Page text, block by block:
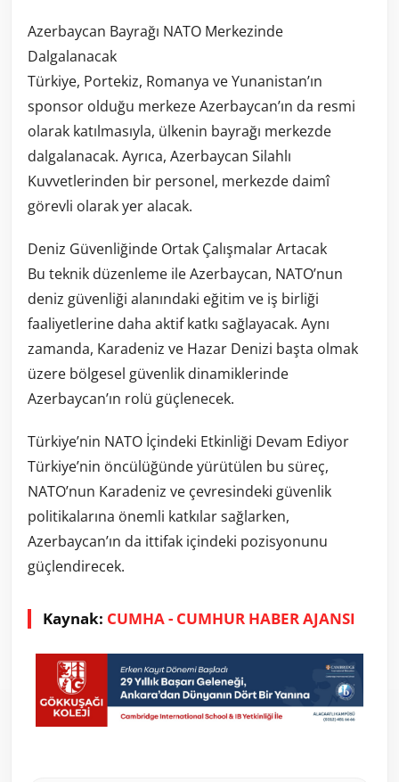
Azerbaycan Bayrağı NATO Merkezinde
Dalgalanacak
Türkiye, Portekiz, Romanya ve Yunanistan’ın
sponsor olduğu merkeze Azerbaycan’ın da resmi
olarak katılmasıyla, ülkenin bayrağı merkezde
dalgalanacak. Ayrıca, Azerbaycan Silahlı
Kuvvetlerinden bir personel, merkezde daimî
görevli olarak yer alacak.
Deniz Güvenliğinde Ortak Çalışmalar Artacak
Bu teknik düzenleme ile Azerbaycan, NATO’nun
deniz güvenliği alanındaki eğitim ve iş birliği
faaliyetlerine daha aktif katkı sağlayacak. Aynı
zamanda, Karadeniz ve Hazar Denizi başta olmak
üzere bölgesel güvenlik dinamiklerinde
Azerbaycan’ın rolü güçlenecek.
Türkiye’nin NATO İçindeki Etkinliği Devam Ediyor
Türkiye’nin öncülüğünde yürütülen bu süreç,
NATO’nun Karadeniz ve çevresindeki güvenlik
politikalarına önemli katkılar sağlarken,
Azerbaycan’ın da ittifak içindeki pozisyonunu
güçlendirecek.
Kaynak: CUMHA - CUMHUR HABER AJANSI